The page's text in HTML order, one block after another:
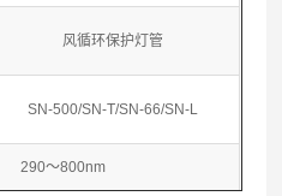
风循环保护灯管
SN-500/SN-T/SN-66/SN-L
290～800nm